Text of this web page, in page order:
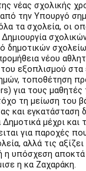
νέας σχολικής
την Υπουργό
τα σχολεία, οι
Δημιουργία
δημοτικών
νέου
εξοπλισμού στα
τοποθέτηση
για τους
τη μείωση του
και εγκατάσταση
μέχρι και
για παροχές
αλλά τις
η υπόσχεση αποκτά
η κα Ζαχαράκη.